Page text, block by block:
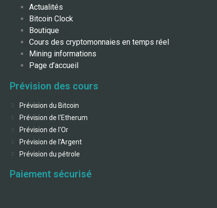
Actualités
Bitcoin Clock
Boutique
Cours des cryptomonnaies en temps réel
Mining informations
Page d’accueil
Prévision des cours
Prévision du Bitcoin
Prévision de l'Etherum
Prévision de l'Or
Prévision de l'Argent
Prévision du pétrole
Paiement sécurisé